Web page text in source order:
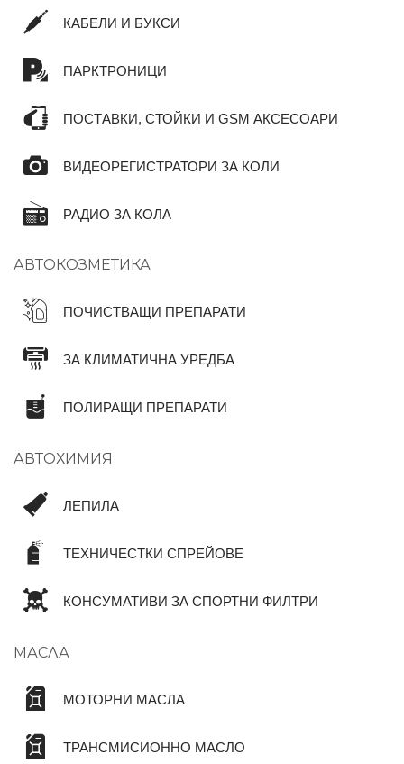
КАБЕЛИ И БУКСИ
ПАРКТРОНИЦИ
ПОСТАВКИ, СТОЙКИ И GSM АКСЕСОАРИ
ВИДЕОРЕГИСТРАТОРИ ЗА КОЛИ
РАДИО ЗА КОЛА
АВТОКОЗМЕТИКА
ПОЧИСТВАЩИ ПРЕПАРАТИ
ЗА КЛИМАТИЧНА УРЕДБА
ПОЛИРАЩИ ПРЕПАРАТИ
АВТОХИМИЯ
ЛЕПИЛА
ТЕХНИЧЕСТКИ СПРЕЙОВЕ
КОНСУМАТИВИ ЗА СПОРТНИ ФИЛТРИ
МАСЛА
МОТОРНИ МАСЛА
ТРАНСМИСИОННО МАСЛО